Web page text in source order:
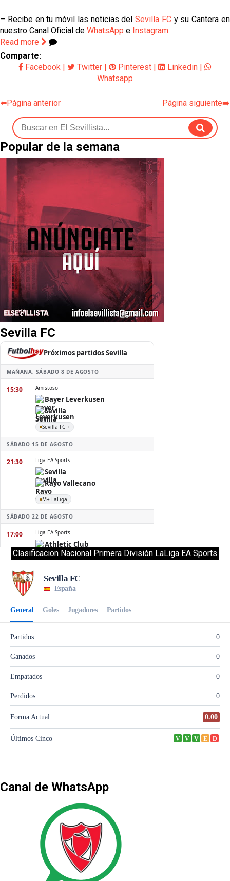
– Recibe en tu móvil las noticias delSevilla FCy su Cantera en
nuestro Canal Oficial de WhatsApp e Instagram.
Read more
Comparte:
Facebook
Twitter Pinterest Linkedin
Whatsapp
⬅️Página anterior Página siguiente➡️
Popular de la semana
Sevilla FC
Clasificacion Nacional Primera División LaLiga EA Sports
Canal de WhatsApp